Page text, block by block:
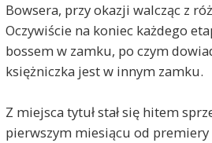
Bowsera, przy okazji walcząc z
Oczywiście na koniec każdego
bossem w zamku, po czym
księżniczka jest w innym zamku.
Z miejsca tytuł stał się hitem
pierwszym miesiącu od premiery